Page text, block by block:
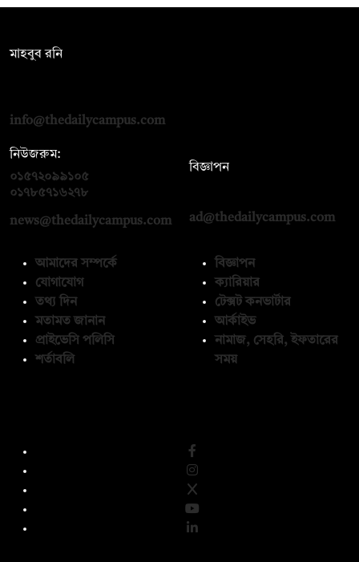
মাহবুব রনি
info@thedailycampus.com
নিউজরুম:
০১৫৭২০৯৯১০৫
০১৭৮৫৭১৬২৭৮
news@thedailycampus.com
বিজ্ঞাপন
ad@thedailycampus.com
আমাদের সম্পর্কে
যোগাযোগ
তথ্য দিন
মতামত জানান
প্রাইভেসি পলিসি
শর্তাবলি
বিজ্ঞাপন
ক্যারিয়ার
টেক্সট কনভার্টার
আর্কাইভ
নামাজ, সেহরি, ইফতারের
সময়